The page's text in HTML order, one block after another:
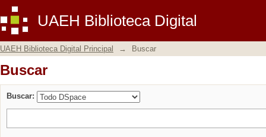
UAEH Biblioteca Digital
Buscar
UAEH Biblioteca Digital Principal → Buscar
Buscar
Buscar: